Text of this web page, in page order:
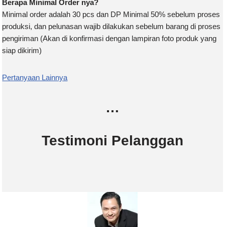
Berapa Minimal Order nya?
Minimal order adalah 30 pcs dan DP Minimal 50% sebelum proses
produksi, dan pelunasan wajib dilakukan sebelum barang di proses
pengiriman (Akan di konfirmasi dengan lampiran foto produk yang
siap dikirim)
Pertanyaan Lainnya
…
Testimoni Pelanggan